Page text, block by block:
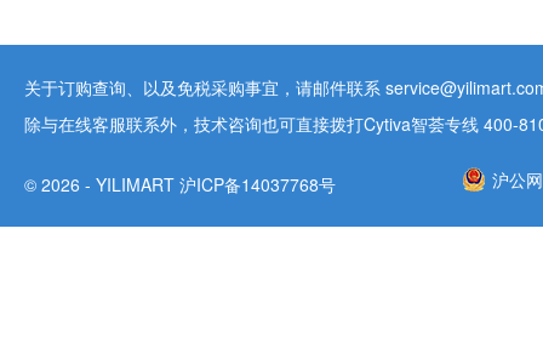
关于订购查询、以及免税采购事宜，请邮件联系
除与在线客服联系外，技术咨询也可直接拨打Cytiva智荟专线 400-
© 2026 - YILIMART 沪ICP备14037768号 沪公